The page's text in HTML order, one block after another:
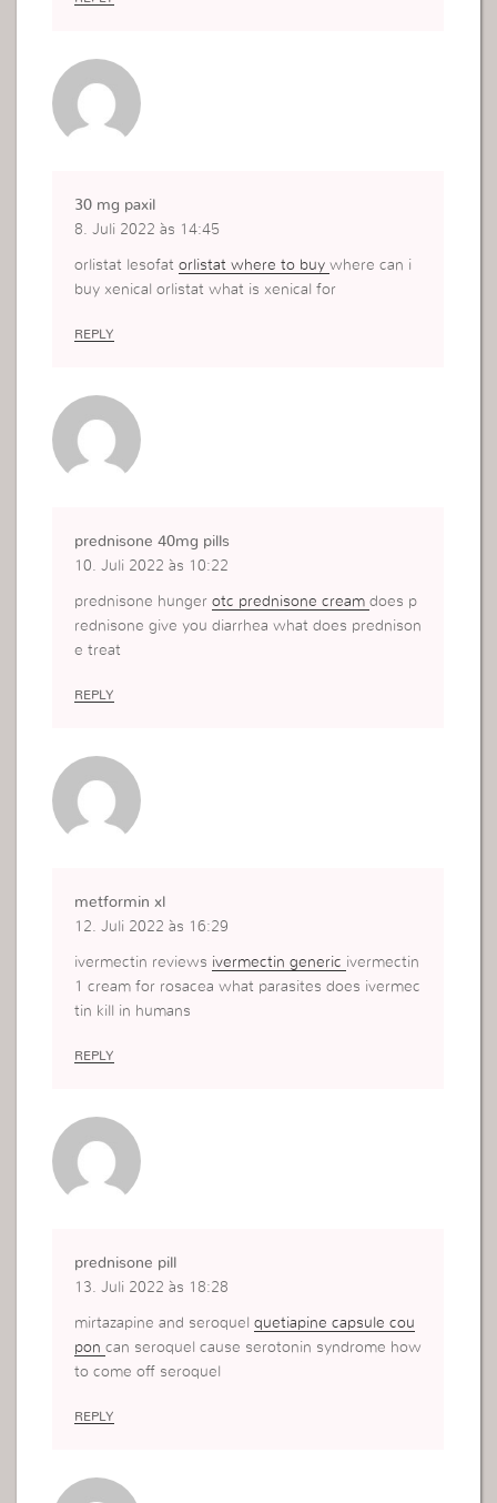
30 mg paxil
8. Juli 2022 às 14:45
orlistat lesofatorlistat where to buywhere can i
buy xenical orlistat what is xenical for
REPLY
prednisone 40mg pills
10. Juli 2022 às 10:22
prednisone hungerotc prednisone creamdoes p
rednisone give you diarrhea what does prednison
e treat
REPLY
metformin xl
12. Juli 2022 às 16:29
ivermectin reviews ivermectin generic ivermectin
1 cream for rosacea what parasites does ivermec
tin kill in humans
REPLY
prednisone pill
13. Juli 2022 às 18:28
mirtazapine and seroquelquetiapine capsule cou
poncan seroquel cause serotonin syndrome how
to come off seroquel
REPLY